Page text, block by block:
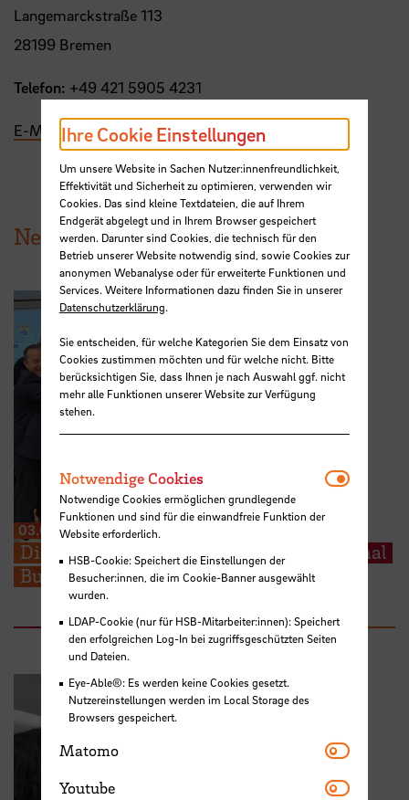
Langemarckstraße 113
28199 Bremen
Telefon: +49 421 5905 4231
E-Mail
News aus der HSB
03.07.2026
Die Universität Porto tritt der International
Business School Alliance bei
Ihre Cookie Einstellungen
Um unsere Website in Sachen Nutzer:innenfreundlichkeit,
Effektivität und Sicherheit zu optimieren, verwenden wir
Cookies. Das sind kleine Textdateien, die auf Ihrem
Endgerät abgelegt und in Ihrem Browser gespeichert
werden. Darunter sind Cookies, die technisch für den
Betrieb unserer Website notwendig sind, sowie Cookies zur
anonymen Webanalyse oder für erweiterte Funktionen und
Services. Weitere Informationen dazu finden Sie in unserer
Datenschutzerklärung.
Sie entscheiden, für welche Kategorien Sie dem Einsatz von
Cookies zustimmen möchten und für welche nicht. Bitte
berücksichtigen Sie, dass Ihnen je nach Auswahl ggf. nicht
mehr alle Funktionen unserer Website zur Verfügung
stehen.
Notwendige Cookies
Notwendige Cookies ermöglichen grundlegende
Funktionen und sind für die einwandfreie Funktion der
Website erforderlich.
HSB-Cookie: Speichert die Einstellungen der
Besucher:innen, die im Cookie-Banner ausgewählt
wurden.
LDAP-Cookie (nur für HSB-Mitarbeiter:innen): Speichert
den erfolgreichen Log-In bei zugriffsgeschützten Seiten
und Dateien.
Eye-Able®: Es werden keine Cookies gesetzt.
Nutzereinstellungen werden im Local Storage des
Browsers gespeichert.
Matomo Matomo
Youtube Youtube